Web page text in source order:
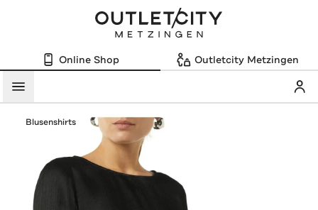
Online Shop Outletcity Metzingen
Menü
Blusenshirts